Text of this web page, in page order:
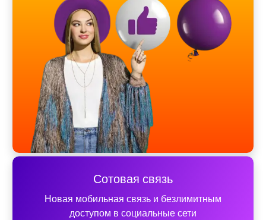
Сотовая связь
Новая мобильная связь и безлимитным
доступом в социальные сети